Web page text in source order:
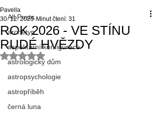
All Posts
archetyp
aspektární konfigurace
astrologický dům
astropsychologie
astropříběh
černá luna
ROK 2026 - VE STÍNU
RUDÉ HVĚZDY
Pavella
30. 12. 2025 Minut čtení: 31
Hodnoceno NaN z 5 hvězdiček.